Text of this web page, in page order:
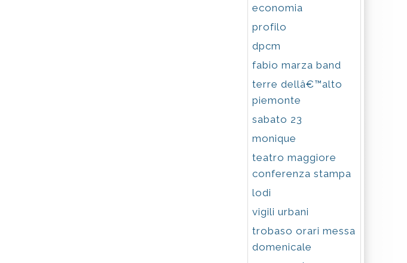
economia
profilo
dpcm
fabio marza band
terre dellâ€™alto
piemonte
sabato 23
monique
teatro maggiore
conferenza stampa
lodi
vigili urbani
trobaso orari messa
domenicale